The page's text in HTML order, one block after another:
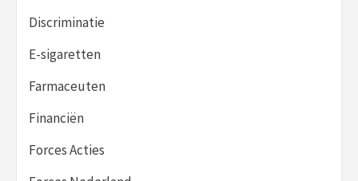
Discriminatie
E-sigaretten
Farmaceuten
Financiën
Forces Acties